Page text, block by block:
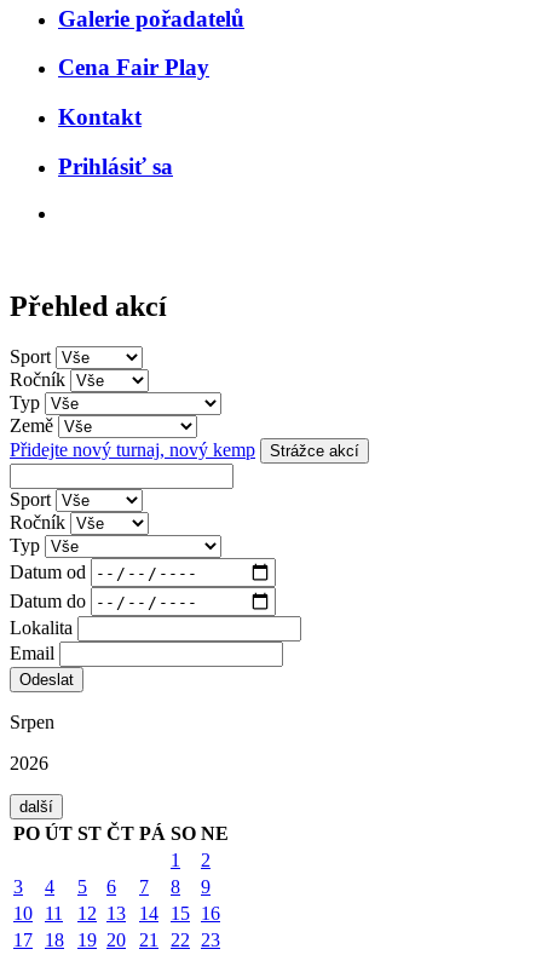
Galerie pořadatelů
Cena Fair Play
Kontakt
Prihlásiť sa
Přehled akcí
Sport
Ročník
Typ
Země
Přidejte nový turnaj, nový kemp
Strážce akcí
Sport
Ročník
Typ
Datum od
Datum do
Lokalita
Email
Srpen
2026
další
PO ÚT ST ČT PÁ SO NE
1
2
3
4 5 6 7 8
9
10
11 12 13 14 15 16
17
18 19 20 21 22 23